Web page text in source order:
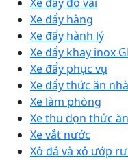
Xe đẩy đồ vải
Xe đẩy hàng
Xe đẩy hành lý
Xe đẩy khay inox
Xe đẩy phục vụ
Xe đẩy thức ăn
Xe làm phòng
Xe thu dọn thức ăn
Xe vắt nước
Xô đá và xô ướp